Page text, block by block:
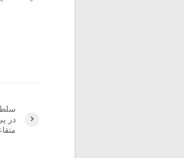
در